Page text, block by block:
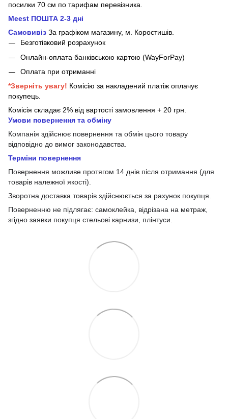
посилки 70 см по тарифам перевізника.
Meest ПОШТА 2-3 дні
Самовивіз За графіком магазину, м.
Коростишів.
Безготівковий розрахунок
Онлайн-оплата банківською картою (WayForPay)
Оплата при отриманні
*Зверніть увагу! Комісію за накладений платіж оплачує
покупець.
Комісія складає 2% від вартості замовлення + 20 грн.
Умови повернення та обміну
Компанія здійснює повернення та обмін цього товару
відповідно до вимог законодавства.
Терміни повернення
Повернення можливе протягом 14 днів після отримання (для
товарів належної якості).
Зворотна доставка товарів здійснюється за рахунок покупця.
Поверненню не підлягає: самоклейка, відрізана на метраж,
згідно заявки покупця стельові карнизи, плінтуси.